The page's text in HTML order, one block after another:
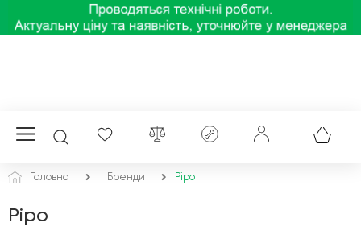
Головна Бренди Pipo
Pipo